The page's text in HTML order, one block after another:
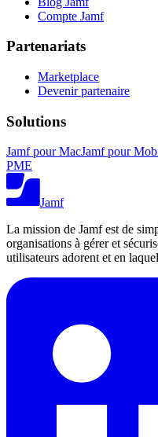
Compte Jamf
Partenariats
Marketplace
Devenir partenaire
Solutions
Jamf pour MacJamf pour
PME
Jamf
La mission de Jamf est de
organisations à gérer et
utilisateurs adorent et en